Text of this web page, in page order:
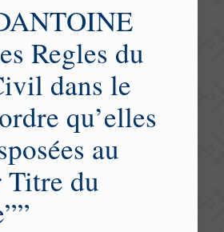
Regles du
dans le
qu’elles
au
Titre du